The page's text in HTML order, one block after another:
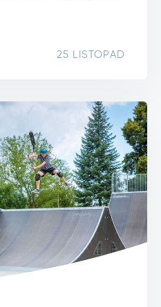
25 LISTOPAD